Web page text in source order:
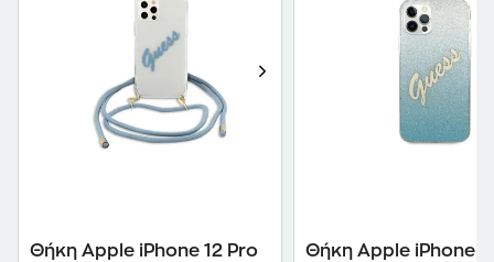
Θήκη Apple iPhone 12 Pro
Θήκη Apple iPhone